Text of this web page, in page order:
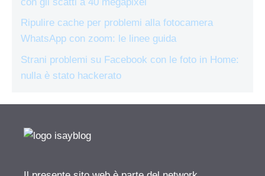
Ripulire cache per problemi alla fotocamera
WhatsApp con zoom: le linee guida
Strani problemi su Facebook con le foto in Home:
nulla è stato hackerato